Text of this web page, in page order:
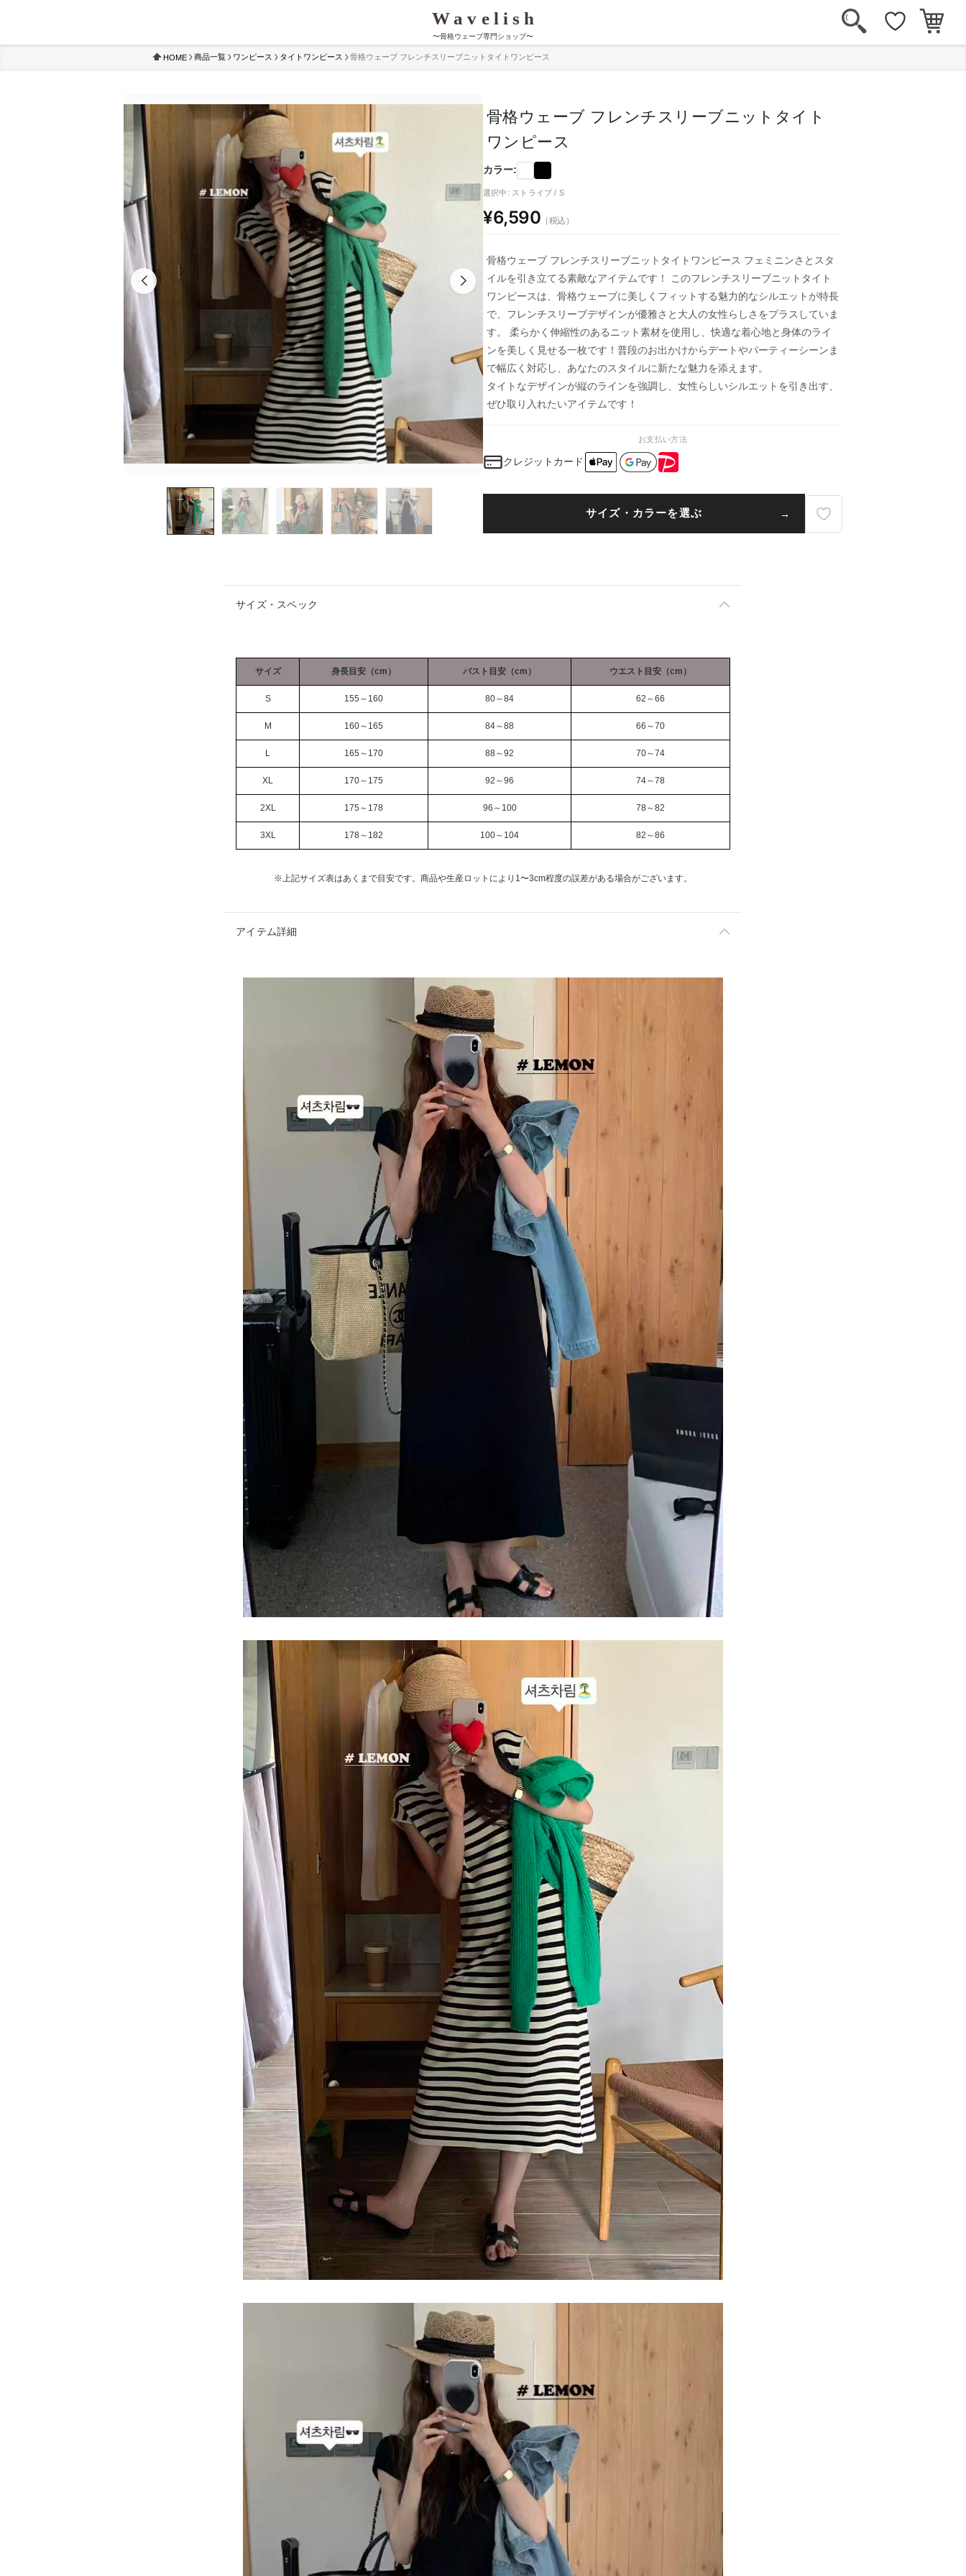
〜骨格ウェーブ専門ショップ〜
HOME 商品一覧 ワンピース タイトワンピース 骨格ウェーブ フレンチスリーブニットタイトワンピース
骨格ウェーブ フレンチスリーブニットタイト
ワンピース
カラー:
選択中: ストライプ / S
¥6,590 （税込）
骨格ウェーブ フレンチスリーブニットタイトワンピース フェミニンさとスタ
イルを引き立てる素敵なアイテムです！ このフレンチスリーブニットタイト
ワンピースは、骨格ウェーブに美しくフィットする魅力的なシルエットが特長
で、フレンチスリーブデザインが優雅さと大人の女性らしさをプラスしていま
す。 柔らかく伸縮性のあるニット素材を使用し、快適な着心地と身体のライ
ンを美しく見せる一枚です！普段のお出かけからデートやパーティーシーンま
で幅広く対応し、あなたのスタイルに新たな魅力を添えます。
タイトなデザインが縦のラインを強調し、女性らしいシルエットを引き出す、
ぜひ取り入れたいアイテムです！
お支払い方法
クレジットカード
サイズ・カラーを選ぶ
サイズ・スペック
サイズ 身長目安（cm） バスト目安（cm） ウエスト目安（cm）
S 155～160 80～84 62～66
M 160～165 84～88 66～70
L 165～170 88～92 70～74
XL 170～175 92～96 74～78
2XL 175～178 96～100 78～82
3XL 178～182 100～104 82～86
※上記サイズ表はあくまで目安です。商品や生産ロットにより1〜3cm程度の誤差がある場合がございます。
アイテム詳細